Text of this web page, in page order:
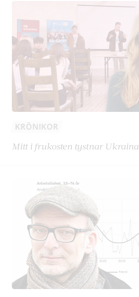
KRÖNIKOR
Mitt i frukosten tystnar Ukraina